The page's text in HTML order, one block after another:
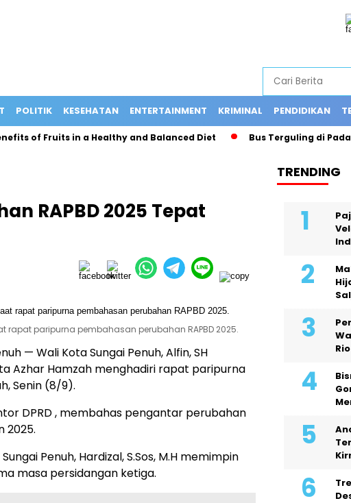
POLITIK KESEHATAN ENTERTAINMENT KRIMINAL PENDIDIKAN
of Fruits in a Healthy and Balanced Diet Bus Terguling di Padang
RAPBD 2025 Tepat
rapat paripurna pembahasan perubahan RAPBD 2025.
— Wali Kota Sungai Penuh, Alfin, SH
Azhar Hamzah menghadiri rapat paripurna
Senin (8/9).
DPRD , membahas pengantar perubahan
2025.
Penuh, Hardizal, S.Sos, M.H memimpin
masa persidangan ketiga.
TRENDING